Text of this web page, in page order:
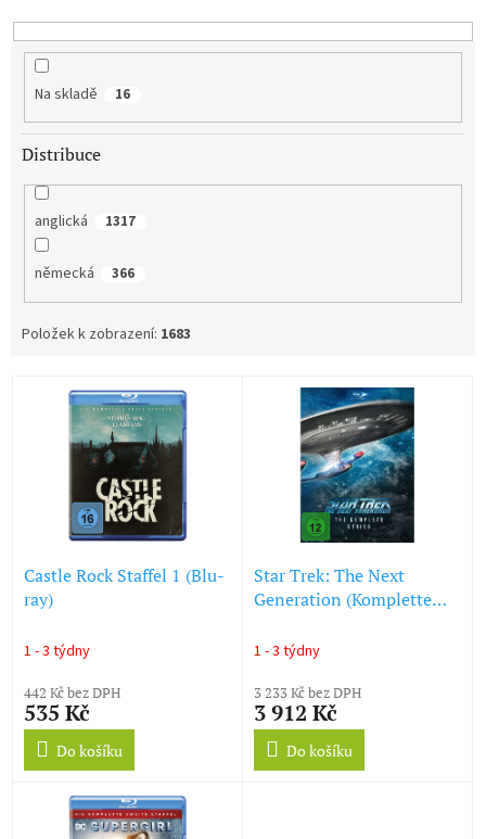
k
t
Na skladě 16
Distribuce
anglická 1317
německá 366
Položek k zobrazení: 1683
Castle Rock Staffel 1 (Blu-
ray)
1 - 3 týdny
442 Kč bez DPH
535 Kč
Do košíku
Star Trek: The Next
Generation (Komplette
1 - 3 týdny
3 233 Kč bez DPH
3 912 Kč
Do košíku